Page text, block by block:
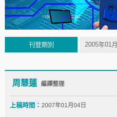
刊登期別 2005年01月
周慧蓮 編譯整理
上稿時間： 2007年01月04日